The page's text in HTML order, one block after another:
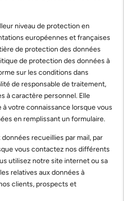
niveau de protection en
européennes et françaises
de protection des données
de protection des données à
sur les conditions dans
de responsable de traitement,
à caractère personnel. Elle
votre connaissance lorsque vous
en remplissant un formulaire.
recueillies par mail, par
vous contactez nos différents
utilisez notre site internet ou sa
relatives aux données à
clients, prospects et